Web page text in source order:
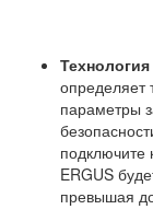
определяет
параметры
подключите
ERGUS
превышая